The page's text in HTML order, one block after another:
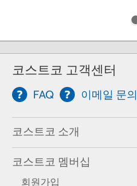
코스트코 고객센터
FAQ 이메일 문의
코스트코 소개
코스트코 멤버십
회원가입